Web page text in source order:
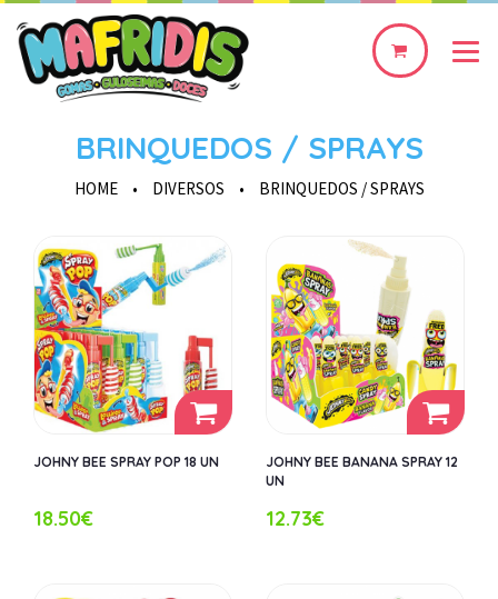
0
BRINQUEDOS / SPRAYS
HOME • DIVERSOS • BRINQUEDOS / SPRAYS
JOHNY BEE SPRAY POP 18 UN
18.50€
JOHNY BEE BANANA SPRAY 12
UN
12.73€